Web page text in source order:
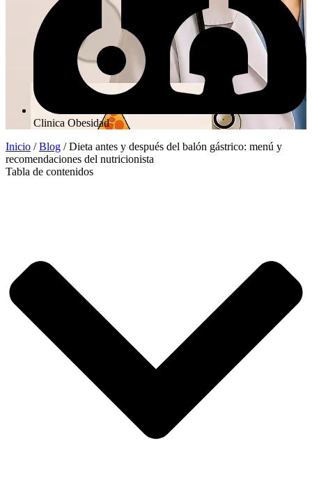
Clinica Obesidad
Inicio / Blog / Dieta antes y después del balón gástrico: menú y
recomendaciones del nutricionista
Tabla de contenidos